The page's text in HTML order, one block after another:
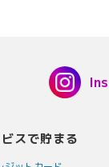
スで貯まる